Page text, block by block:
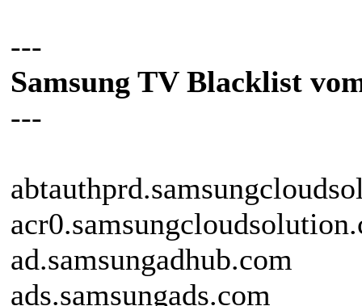
---
Samsung TV Blacklist
---
ad.samsungadhub.com
ads.samsungads.com